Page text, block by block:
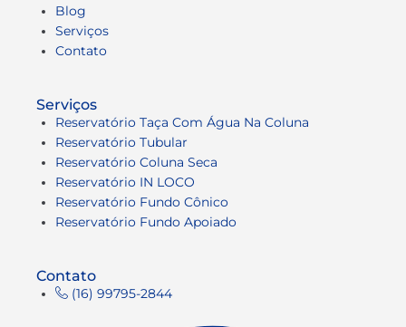
Blog
Serviços
Contato
Serviços
Reservatório Taça Com Água Na Coluna
Reservatório Tubular
Reservatório Coluna Seca
Reservatório IN LOCO
Reservatório Fundo Cônico
Reservatório Fundo Apoiado
Contato
(16) 99795-2844